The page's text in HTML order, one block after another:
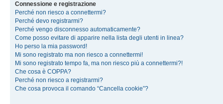
Connessione e registrazione
Perché non riesco a connettermi?
Perché devo registrarmi?
Perché vengo disconnesso automaticamente?
Come posso evitare di apparire nella lista degli utenti in linea?
Ho perso la mia password!
Mi sono registrato ma non riesco a connettermi!
Mi sono registrato tempo fa, ma non riesco più a connettermi?!
Che cosa è COPPA?
Perché non riesco a registrarmi?
Che cosa provoca il comando “Cancella cookie”?